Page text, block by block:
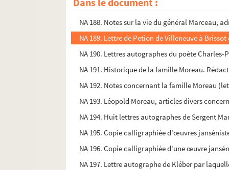
NA 187. Vie et listes des ouvrages de Mr Dreux
NA 188. Notes sur la vie du général Marceau,
NA 189. Lettre de Petion de Villeneuve à
NA 190. Lettres autographes du poète
NA 192. Notes concernant la famille Moreau
NA 193. Léopold Moreau, articles divers
NA 194. Huit lettres autographes de Sergent
NA 195. Copie calligraphiée d'œuvres
NA 196. Copie calligraphiée d'une œuvre
NA 197. Lettre autographe de Kléber par